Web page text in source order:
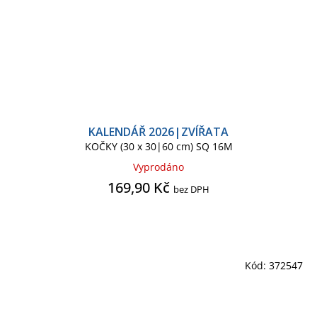
KALENDÁŘ 2026|ZVÍŘATA
KOČKY (30 x 30|60 cm) SQ 16M
Vyprodáno
169,90 Kč bez DPH
Kód: 372547